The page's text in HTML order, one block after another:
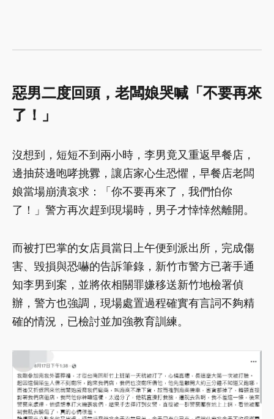
惡男二度回頭，老闆娘哭喊「不要再來
了！」
沒想到，短短不到兩小時，李男竟又重返早餐店，
邊抽菸邊咆哮挑釁，讓店家心生恐懼，早餐店老闆
娘當場崩潰哀求：「你不要再來了，我們怕你
了！」警方再次趕到現場時，男子才悻悻然離開。
而被打巴掌的女店員當日上午便到派出所，完成傷
害、毀損與恐嚇的告訴筆錄，新竹市警方已著手通
知李男到案，並將依相關罪嫌移送新竹地檢署偵
辦，警方也強調，現場處置過程確實有言詞不夠精
確的情況，已檢討並加強教育訓練。